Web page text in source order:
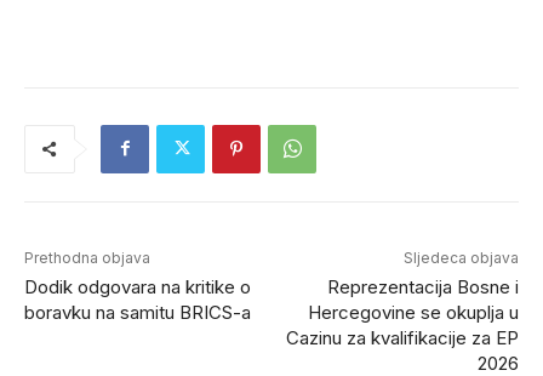
Prethodna objava
Dodik odgovara na kritike o
boravku na samitu BRICS-a
Sljedeca objava
Reprezentacija Bosne i
Hercegovine se okuplja u
Cazinu za kvalifikacije za EP
2026